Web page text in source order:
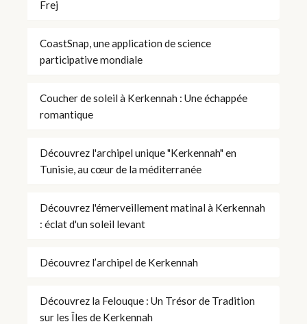
Frej
CoastSnap, une application de science
participative mondiale
Coucher de soleil à Kerkennah : Une échappée
romantique
Découvrez l'archipel unique "Kerkennah" en
Tunisie, au cœur de la méditerranée
Découvrez l'émerveillement matinal à Kerkennah
: éclat d'un soleil levant
Découvrez l’archipel de Kerkennah
Découvrez la Felouque : Un Trésor de Tradition
sur les Îles de Kerkennah